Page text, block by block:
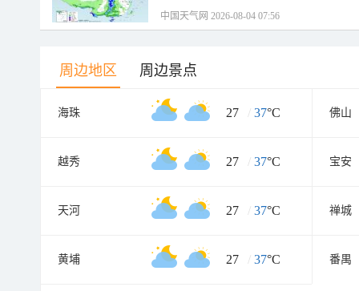
中国天气网 2026-08-04 07:56
周边地区 周边景点
海珠 27 / 37°C 佛山
越秀 27 / 37°C 宝安
天河 27 / 37°C 禅城
黄埔 27 / 37°C 番禺